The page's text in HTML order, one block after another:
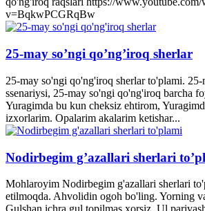
v=BqkwPCGRqBw
25-may so’ngi qo’ng’iroq sherlar
25-may so'ngi qo'ng'iroq sherlar to'plami.
ssenariysi, 25-may so'ngi qo'ng'iroq barcha
Yuragimda bu kun cheksiz ehtirom,
izxorlarim. Opalarim akalarim ketishar...
Nodirbegim g’azallari sherlari
Mohlaroyim Nodirbegim g'azallari sherlari
etilmoqda. Ahvolidin ogoh bo'ling. Yorning